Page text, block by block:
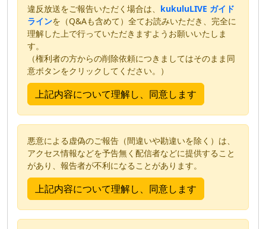
違反放送をご報告いただく場合は、 kukuluLIVE ガイド
ラインを（Q&Aも含めて）全てお読みいただき、完全に
理解した上で行っていただきますようお願いいたしま
す。
（権利者の方からの削除依頼につきましてはそのまま同
意ボタンをクリックしてください。）
悪意による虚偽のご報告（間違いや勘違いを除く）は、
アクセス情報などを予告無く配信者などに提供すること
があり、報告者が不利になることがあります。